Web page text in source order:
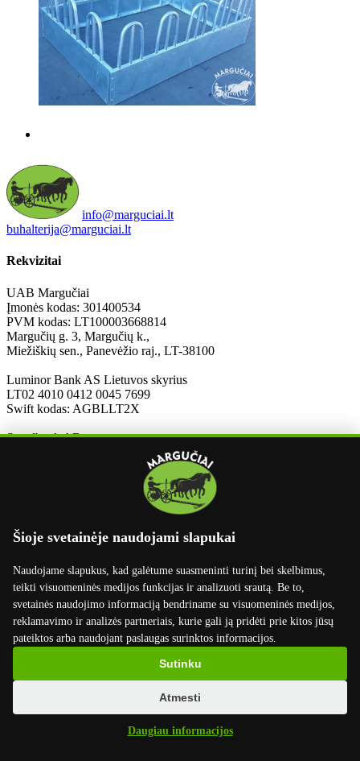
Šioje svetainėje naudojami slapukai
Naudojame slapukus, kad galėtume suasmeninti turinį bei skelbimus,
teikti visuomeninės medijos funkcijas ir analizuoti srautą. Be to,
svetainės naudojimo informaciją bendriname su visuomeninės medijos,
reklamavimo ir analizės partneriais, kurie gali ją pridėti prie kitos jūsų
pateiktos arba naudojant paslaugas surinktos informacijos.
Daugiau informacijos
Sutinku
Atmesti
info@marguciai.lt
buhalterija@marguciai.lt
Rekvizitai
UAB Margučiai
Įmonės kodas: 301400534
PVM kodas: LT100003668814
Margučių g. 3, Margučių k.,
Miežiškių sen., Panevėžio raj., LT-38100
Luminor Bank AS Lietuvos skyrius
LT02 4010 0412 0045 7699
Swift kodas: AGBLLT2X
Swedbank AB
Pristatymas
Apmokėjimas
Užsakymo grąžinimas
Dirbame su